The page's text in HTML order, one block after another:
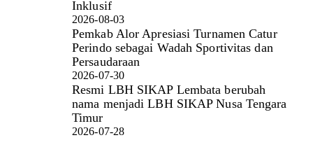
Inklusif
2026-08-03
Pemkab Alor Apresiasi Turnamen Catur
Perindo sebagai Wadah Sportivitas dan
Persaudaraan
2026-07-30
Resmi LBH SIKAP Lembata berubah
nama menjadi LBH SIKAP Nusa Tengara
Timur
2026-07-28